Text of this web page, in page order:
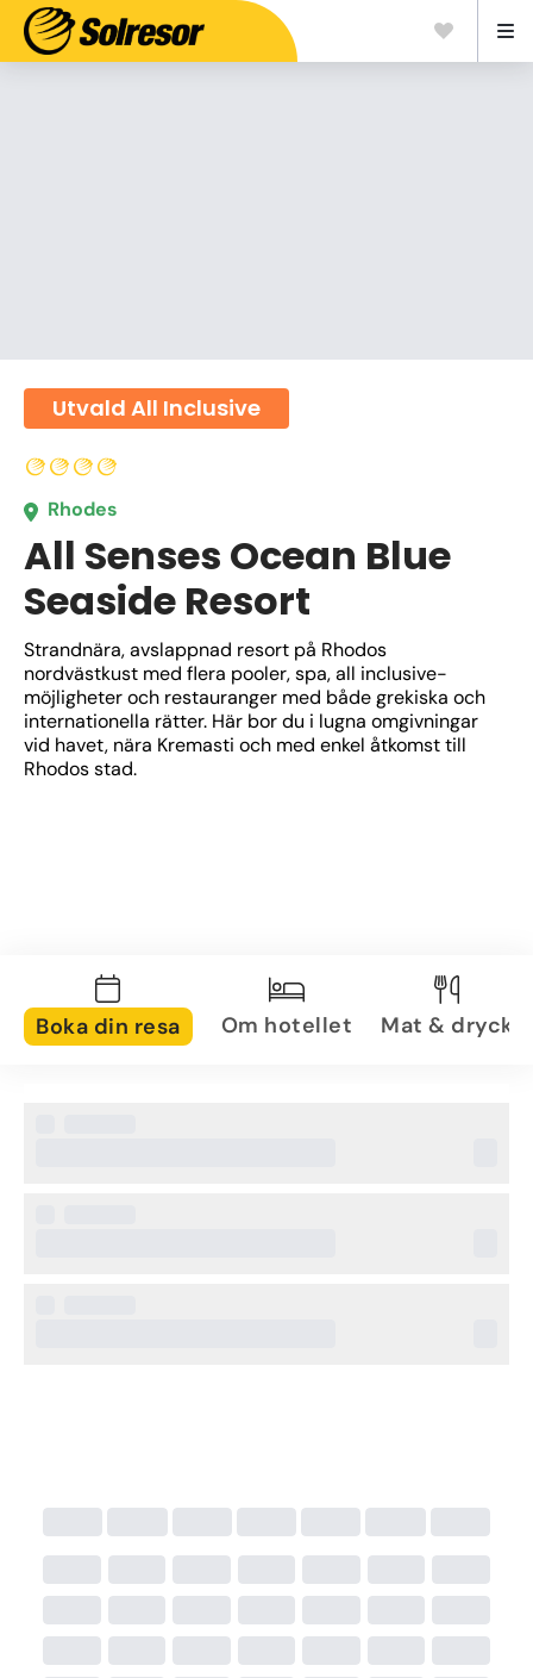
Utvald All Inclusive
Rhodes
All Senses Ocean Blue
Seaside Resort
Strandnära, avslappnad resort på Rhodos
nordvästkust med flera pooler, spa, all inclusive-
möjligheter och restauranger med både grekiska och
internationella rätter. Här bor du i lugna omgivningar
vid havet, nära Kremasti och med enkel åtkomst till
Rhodos stad.
Boka din resa Om hotellet Mat & dryck